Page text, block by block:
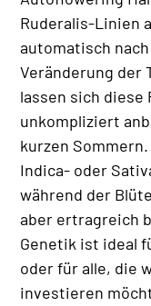
Ruderalis-Linien
automatisch
Veränderung der
lassen sich diese
unkompliziert
kurzen
Indica- oder
während der
aber ertragreich
Genetik ist ideal
oder für alle, die
investieren